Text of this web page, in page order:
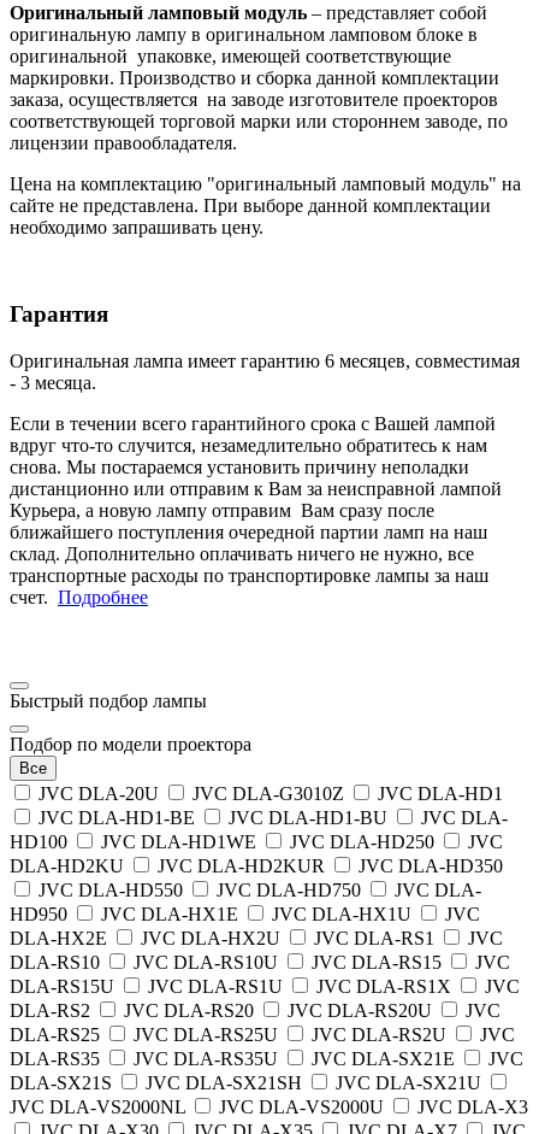
Оригинальный ламповый модуль – представляет собой
оригинальную лампу в оригинальном ламповом блоке в
оригинальной упаковке, имеющей соответствующие
маркировки. Производство и сборка данной комплектации
заказа, осуществляется на заводе изготовителе проекторов
соответствующей торговой марки или стороннем заводе, по
лицензии правообладателя.
Цена на комплектацию "оригинальный ламповый модуль" на
сайте не представлена. При выборе данной комплектации
необходимо запрашивать цену.
Гарантия
Оригинальная лампа имеет гарантию 6 месяцев, совместимая
- 3 месяца.
Если в течении всего гарантийного срока с Вашей лампой
вдруг что-то случится, незамедлительно обратитесь к нам
снова. Мы постараемся установить причину неполадки
дистанционно или отправим к Вам за неисправной лампой
Курьера, а новую лампу отправим Вам сразу после
ближайшего поступления очередной партии ламп на наш
склад. Дополнительно оплачивать ничего не нужно, все
транспортные расходы по транспортировке лампы за наш
счет. Подробнее
Быстрый подбор лампы
Подбор по модели проектора
Все
JVC DLA-20U JVC DLA-G3010Z
JVC DLA-HD1
JVC DLA-HD1-BE
JVC DLA-HD1-BU
JVC DLA-
HD100
JVC DLA-HD1WE JVC DLA-HD250
JVC
DLA-HD2KU
JVC DLA-HD2KUR
JVC DLA-HD350
JVC DLA-HD550
JVC DLA-HD750
JVC DLA-
HD950
JVC DLA-HX1E JVC DLA-HX1U
JVC
DLA-HX2E
JVC DLA-HX2U JVC DLA-RS1
JVC
DLA-RS10
JVC DLA-RS10U JVC DLA-RS15
JVC
DLA-RS15U
JVC DLA-RS1U JVC DLA-RS1X
JVC
DLA-RS2
JVC DLA-RS20 JVC DLA-RS20U
JVC
DLA-RS25
JVC DLA-RS25U JVC DLA-RS2U
JVC
DLA-RS35
JVC DLA-RS35U JVC DLA-SX21E
JVC
DLA-SX21S
JVC DLA-SX21SH
JVC DLA-SX21U
JVC DLA-VS2000NL
JVC DLA-VS2000U
JVC DLA-X3